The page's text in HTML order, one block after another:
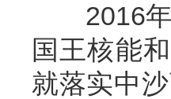
2016
国王核能
就落实中